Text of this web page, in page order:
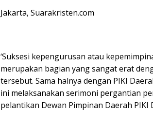
Jakarta, Suarakristen.com
‘Suksesi kepengurusan atau
merupakan bagian yang sangat erat
tersebut. Sama halnya dengan PIKI
ini melaksanakan serimoni pergantian
pelantikan Dewan Pimpinan Daerah PIKI